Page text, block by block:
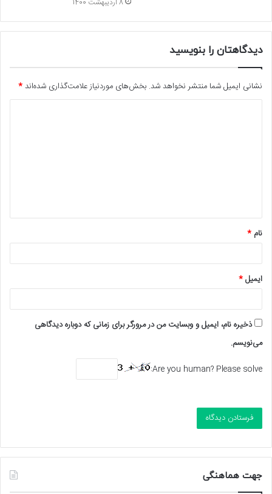
دیدگاهتان را بنویسید
نشانی ایمیل شما منتشر نخواهد شد. بخش‌های موردنیاز علامت‌گذاری شده‌اند*
*
نام *
ایمیل*
ذخیره نام، ایمیل و وبسایت من در مرورگر برای زمانی که دوباره دیدگاهی
می‌نویسم.
Are you human? Please solve:
جهت هماهنگی